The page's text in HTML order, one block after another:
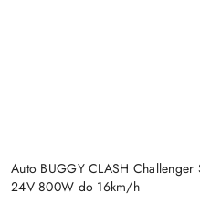
Auto BUGGY CLASH Challenger
24V 800W do 16km/h